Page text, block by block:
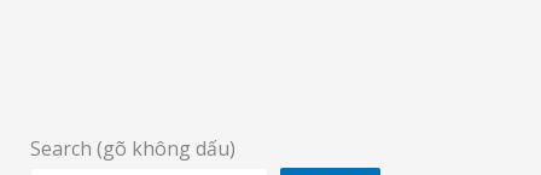
Search (gõ không dấu)